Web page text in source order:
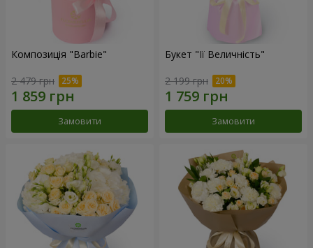
Композиція "Barbie"
2 479 грн
Замовити
Букет "Її Величність"
2 199 грн
Замовити